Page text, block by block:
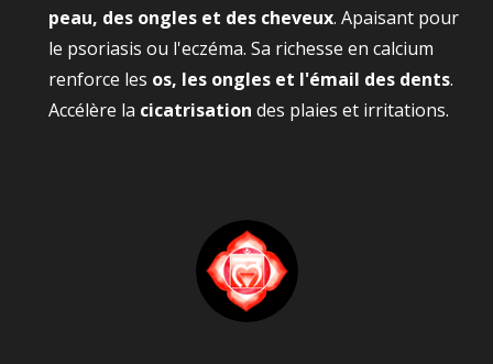
peau, des ongles et des cheveux. Apaisant pour
le psoriasis ou l'eczéma. Sa richesse en calcium
renforce les os, les ongles et l'émail des dents.
Accélère la cicatrisation des plaies et irritations.